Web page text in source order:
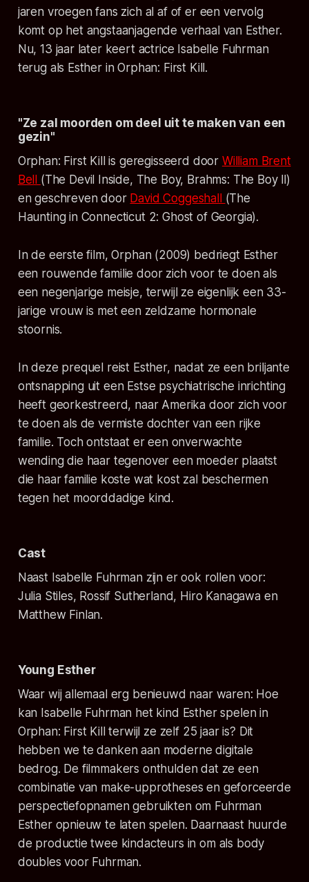
jaren vroegen fans zich al af of er een vervolg
komt op het angstaanjagende verhaal van Esther.
Nu, 13 jaar later keert actrice Isabelle Fuhrman
terug als Esther inOrphan: First Kill.
"Ze zal moorden om deel uit te maken van een
gezin"
Orphan: First Kill is geregisseerd door William Brent
Bell (The Devil Inside, The Boy, Brahms: The Boy ll)
en geschreven door David Coggeshall (The
Haunting in Connecticut 2: Ghost of Georgia).
In de eerste film,Orphan (2009) bedriegt Esther
een rouwende familie door zich voor te doen als
een negenjarige meisje, terwijl ze eigenlijk een 33-
jarige vrouw is met een zeldzame hormonale
stoornis.
In deze prequel reist Esther, nadat ze een briljante
ontsnapping uit een Estse psychiatrische inrichting
heeft georkestreerd, naar Amerika door zich voor
te doen als de vermiste dochter van een rijke
familie. Toch ontstaat er een onverwachte
wending die haar tegenover een moeder plaatst
die haar familie koste wat kost zal beschermen
tegen het moorddadige kind.
Cast
Naast Isabelle Fuhrman zijn er ook rollen voor:
Julia Stiles, Rossif Sutherland, Hiro Kanagawa en
Matthew Finlan.
Young Esther
Waar wij allemaal erg benieuwd naar waren: Hoe
kan Isabelle Fuhrman het kind Esther spelen in
Orphan: First Killterwijl ze zelf 25 jaar is? Dit
hebben we te danken aan moderne digitale
bedrog. De filmmakers onthulden dat ze een
combinatie van make-upprotheses en geforceerde
perspectiefopnamen gebruikten om Fuhrman
Esther opnieuw te laten spelen. Daarnaast huurde
de productie twee kindacteurs in om als body
doubles voor Fuhrman.